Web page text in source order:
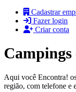
Cadastrar
Fazer login
Criar conta
Aqui você Encontra!
região, com telefone e